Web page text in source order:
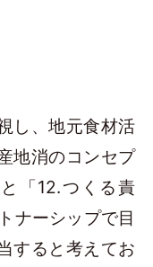
し、地元食材活
地消のコンセプ
「12.つくる責
ナーシップで目
すると考えてお